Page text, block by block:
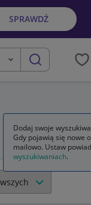
SPRAWDŹ
szukaj
Dodaj swoje
Gdy pojawią się nowe
mailowo. Ustaw
wyszukiwaniach.